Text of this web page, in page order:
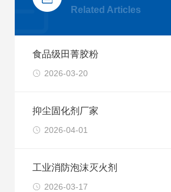
Related Articles
食品级田菁胶粉
2026-03-20
抑尘固化剂厂家
2026-04-01
工业消防泡沫灭火剂
2026-03-17